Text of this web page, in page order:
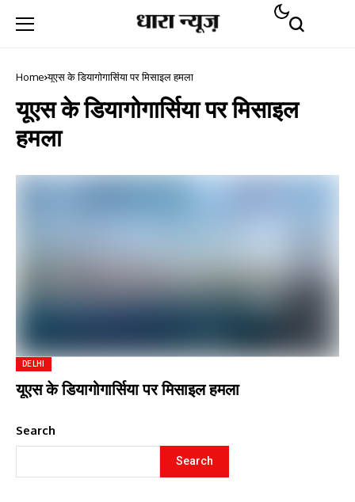
Home यूएस के डियागोगार्सिया पर मिसाइल हमला
यूएस के डियागोगार्सिया पर मिसाइल
हमला
DELHI
यूएस के डियागोगार्सिया पर मिसाइल हमला
Search
Search